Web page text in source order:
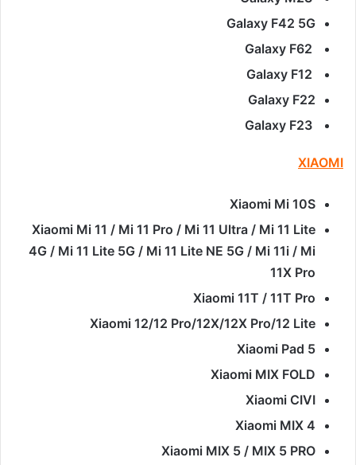
Galaxy F42 5G
Galaxy F22
XIAOMI
Xiaomi Mi 10S
Xiaomi Mi 11 / Mi 11 Pro / Mi 11 Ultra / Mi 11 Lite
4G / Mi 11 Lite 5G / Mi 11 Lite NE 5G / Mi 11i / Mi
11X Pro
Xiaomi 11T / 11T Pro
Xiaomi 12/12 Pro/12X/12X Pro/12 Lite
Xiaomi Pad 5
Xiaomi MIX FOLD
Xiaomi CIVI
Xiaomi MIX 4
Xiaomi MIX 5 / MIX 5 PRO